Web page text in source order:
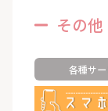
その他
各種サー